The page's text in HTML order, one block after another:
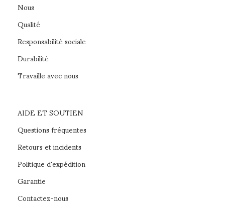
Nous
Qualité
Responsabilité sociale
Durabilité
Travaille avec nous
AIDE ET SOUTIEN
Questions fréquentes
Retours et incidents
Politique d'expédition
Garantie
Contactez-nous